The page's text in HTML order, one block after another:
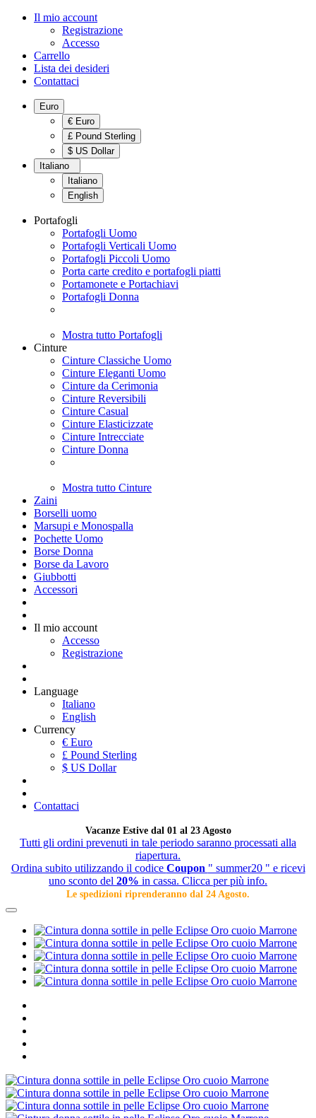
Il mio account
Registrazione
Accesso
Carrello
Lista dei desideri
Contattaci
Euro
€ Euro
£ Pound Sterling
$ US Dollar
Italiano
Italiano
English
Portafogli
Portafogli Uomo
Portafogli Verticali Uomo
Portafogli Piccoli Uomo
Porta carte credito e portafogli piatti
Portamonete e Portachiavi
Portafogli Donna
Mostra tutto Portafogli
Cinture
Cinture Classiche Uomo
Cinture Eleganti Uomo
Cinture da Cerimonia
Cinture Reversibili
Cinture Casual
Cinture Elasticizzate
Cinture Intrecciate
Cinture Donna
Mostra tutto Cinture
Zaini
Borselli uomo
Marsupi e Monospalla
Pochette Uomo
Borse Donna
Borse da Lavoro
Giubbotti
Accessori
Il mio account
Accesso
Registrazione
Language
Italiano
English
Currency
€ Euro
£ Pound Sterling
$ US Dollar
Contattaci
Vacanze Estive dal 01 al 23 Agosto
Tutti gli ordini prevenuti in tale periodo saranno processati alla
riapertura.
Ordina subito utilizzando il codice Coupon " summer20 " e ricevi
uno sconto del 20% in cassa. Clicca per più info.
Le spedizioni riprenderanno dal 24 Agosto.